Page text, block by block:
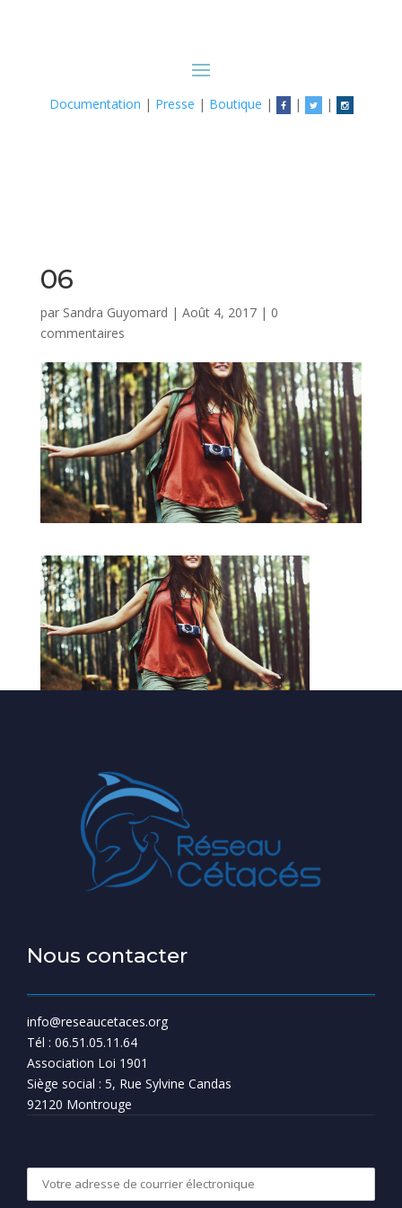
Documentation | Presse | Boutique | | |
06
par Sandra Guyomard | Août 4, 2017| 0
commentaires
Nous contacter
info@reseaucetaces.org
Tél : 06.51.05.11.64
Association Loi 1901
Siège social : 5, Rue Sylvine Candas
92120 Montrouge